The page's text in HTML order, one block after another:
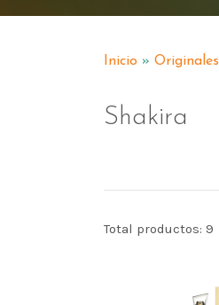
Inicio » Originales
Shakira
Total productos: 9